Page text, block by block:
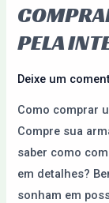
PELA
Deixe um
Como comprar
Compre sua
saber como
em detalhes?
sonham em
Comprar
do
Paraguai
Internet